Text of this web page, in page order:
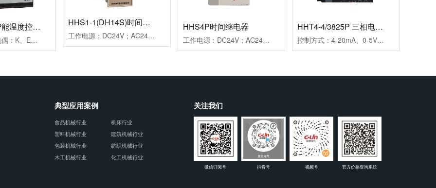
HB901系列智能温度控制仪
测量信号：热电偶：K、E、J；热电阻：Pt100、Cu50控制方式：二位式继电器通断控制PID调节继电器通断控制；PID调节驱动SSR电压控制报警方式：一组报警继电器触点输出二组报警继电器触点输出工作电源：AC100~240V外形尺寸：96×96×78mm开孔尺寸：92×92mm附加功能：通讯功能、变送功能典型应用：用于挤塑机、回流焊机、鞋机等控温场合备注：多种传感器输入用户任意设定
HHS1-1(DH14S)时间继电器
工作电源：DC24V；AC24V、AC220V、AC380V延时范围：0.01s~99h99m时分秒设置重复误差：≤1%工作模式：通电延时计时方式：正计时，数码管显示触点形式：两组延时带复位暂停功能触点容量：3AAC250V(阻性)外形尺寸：52×104×114mm开孔尺寸：45×77mm安装方式：面板式
HHS4P时间继电器
工作电源：DC24V；AC24V、AC220V、AC380V延时范围：0.99s、9.9s、99s、9.9m、99m、99h99.9s、999s、99.9m、999m、999h重复误差：≤1%工作模式：通电延时触点形式：两组延时触点触点容量：3AAC250V(阻性)外形尺寸：45×82×90mm开孔尺寸：56-2×Φ4.5mm安装方式：装置式或35mm导轨式
HHT4-4/3825P 三相电力调整器
控制方式：4-20mA、0-5V、0-10V三种方式可选输出方式：相位输出，移相范围0-150°负载电压：三相440VAC（三相三线）负载电流：25A保护功能：快速熔断器报警功能：断相、超温，继电器输出(1A/250VAC)介质耐压：≥2000VAC显示功能：LED面板显示SCR输出百分比及工作状态指示安装方式：螺栓安装使用负载：定阻抗电热丝、IR远红外线、UV灯管等外型尺寸：150×130×175mm安装尺寸：80×116mm(4-M5)冷却方式：自然冷却
典型应用案例
食品机械行业
机床行业
塑料机械行业
建筑机械行业
包装机械行业
纺织机械行业
木工机械行业
化工机械行业
关注我们
微信订阅号 抖音号 视频号 官方价格查询系统